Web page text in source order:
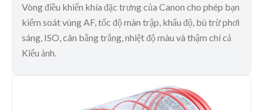
Vòng điều khiển khía đặc trưng của Canon cho phép bạn
kiểm soát vùng AF, tốc độ màn trập, khẩu độ, bù trừ phơi
sáng, ISO, cân bằng trắng, nhiệt độ màu và thậm chí cả
Kiểu ảnh.